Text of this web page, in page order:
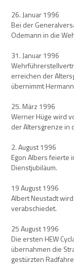
26. Januar 1996
Bei der
Odemann in die
31. Januar 1996
erreichen der
übernimmt
25. März 1996
Werner Hüge wird
der Altersgrenze in
2. August 1996
Egon Albers feierte
Dienstjubiläum.
19 August 1996
Albert Neustadt
verabschiedet.
25 August 1996
Die ersten HEW
übernahmen die
gestürzten